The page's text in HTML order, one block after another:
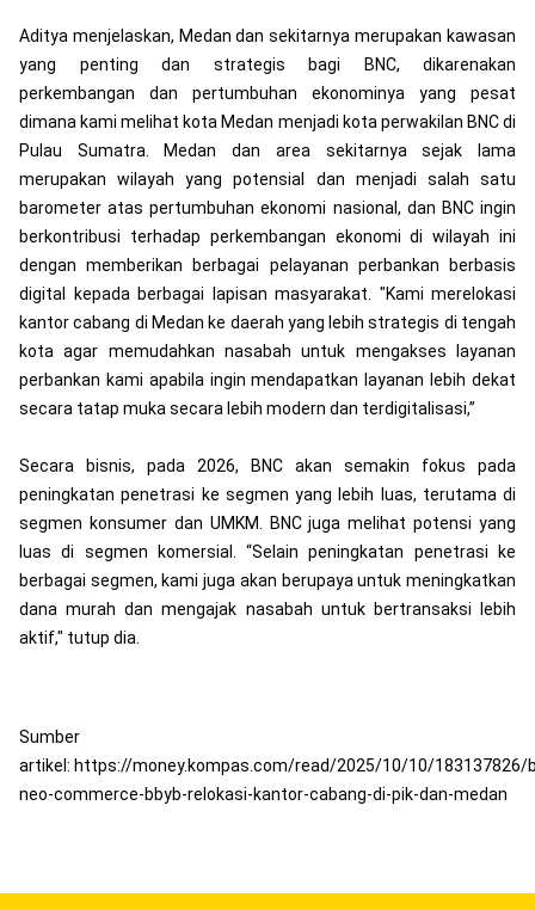
Aditya menjelaskan, Medan dan sekitarnya merupakan kawasan
yang penting dan strategis bagi BNC, dikarenakan
perkembangan dan pertumbuhan ekonominya yang pesat
dimana kami melihat kota Medan menjadi kota perwakilan BNC di
Pulau Sumatra. Medan dan area sekitarnya sejak lama
merupakan wilayah yang potensial dan menjadi salah satu
barometer atas pertumbuhan ekonomi nasional, dan BNC ingin
berkontribusi terhadap perkembangan ekonomi di wilayah ini
dengan memberikan berbagai pelayanan perbankan berbasis
digital kepada berbagai lapisan masyarakat. "Kami merelokasi
kantor cabang di Medan ke daerah yang lebih strategis di tengah
kota agar memudahkan nasabah untuk mengakses layanan
perbankan kami apabila ingin mendapatkan layanan lebih dekat
secara tatap muka secara lebih modern dan terdigitalisasi,”
Secara bisnis, pada 2026, BNC akan semakin fokus pada
peningkatan penetrasi ke segmen yang lebih luas, terutama di
segmen konsumer dan UMKM. BNC juga melihat potensi yang
luas di segmen komersial. “Selain peningkatan penetrasi ke
berbagai segmen, kami juga akan berupaya untuk meningkatkan
dana murah dan mengajak nasabah untuk bertransaksi lebih
aktif," tutup dia.
Sumber
artikel: https://money.kompas.com/read/2025/10/10/183137826/
neo-commerce-bbyb-relokasi-kantor-cabang-di-pik-dan-medan